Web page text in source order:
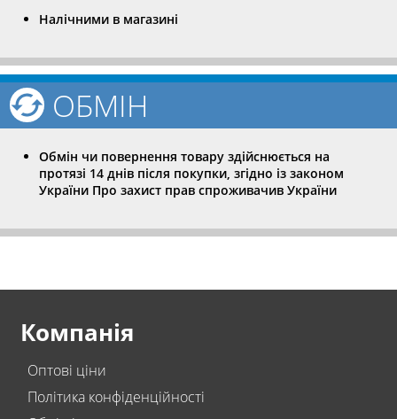
Налічними в магазині
ОБМІН
Обмін чи повернення товару здійснюється на
протязі 14 днів після покупки, згідно із законом
України Про захист прав спроживачив України
Компанія
Оптові ціни
Політика конфіденційності